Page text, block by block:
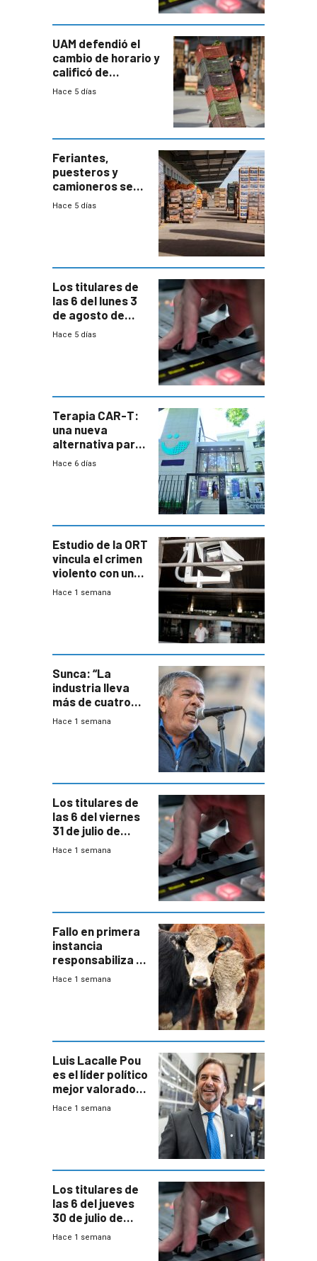
UAM defendió el
cambio de horario y
calificó de
“desproporcionado”
Hace 5 días
Feriantes,
puesteros y
camioneros se
movilizaron en
Hace 5 días
Los titulares de
las 6 del lunes 3
de agosto de
2026
Hace 5 días
Terapia CAR-T:
una nueva
alternativa para
niños y
Hace 6 días
Estudio de la ORT
vincula el crimen
violento con una
menor creación
Hace 1 semana
Sunca: “La
industria lleva
más de cuatro
meses sin
Hace 1 semana
Los titulares de
las 6 del viernes
31 de julio de
2026
Hace 1 semana
Fallo en primera
instancia
responsabiliza al
Estado por falta
Hace 1 semana
Luis Lacalle Pou
es el líder político
mejor valorado
del país, según
Hace 1 semana
Los titulares de
las 6 del jueves
30 de julio de
2026
Hace 1 semana